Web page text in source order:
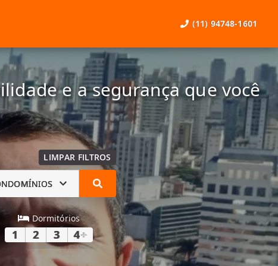
(11) 94748-1601
e a segurança que você
LIMPAR FILTROS
Dormitórios
1 2 3 4+